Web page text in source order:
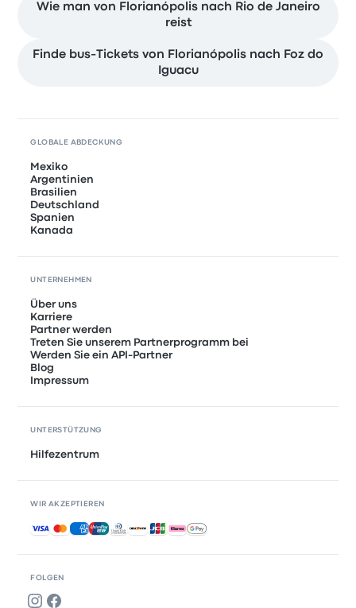
Wie man von Florianópolis nach Rio de Janeiro
reist
Finde bus-Tickets von Florianópolis nach Foz do
Iguacu
FOLGEN
GLOBALE ABDECKUNG
Mexiko
Argentinien
Brasilien
Deutschland
Spanien
Kanada
UNTERNEHMEN
Über uns
Karriere
Partner werden
Treten Sie unserem Partnerprogramm bei
Werden Sie ein API-Partner
Blog
Impressum
UNTERSTÜTZUNG
Hilfezentrum
WIR AKZEPTIEREN
Akzeptierte Zahlungsmethoden